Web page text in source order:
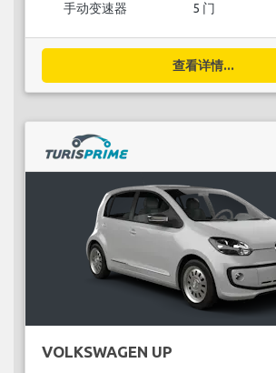
手动变速器 5 门
查看详情...
VOLKSWAGEN UP